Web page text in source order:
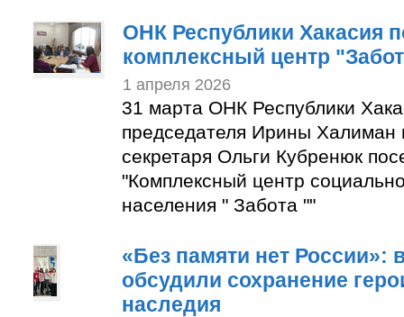
ОНК Республики Хакасия
комплексный центр
1 апреля 2026
31 марта ОНК Республики
председателя Ирины Халиман
секретаря Ольги Кубренюк
"Комплексный центр
населения " Забота ""
«Без памяти нет России»:
обсудили сохранение
наследия